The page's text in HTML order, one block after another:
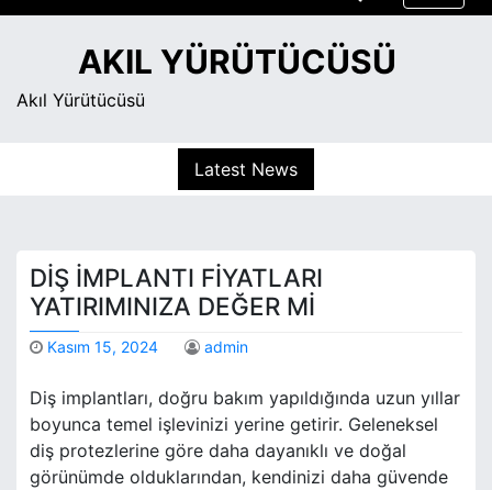
S
AKIL YÜRÜTÜCÜSÜ
Akıl Yürütücüsü
Latest News
DIŞ İMPLANTI FIYATLARI
YATIRIMINIZA DEĞER MI
Kasım 15, 2024 admin
Diş implantları, doğru bakım yapıldığında uzun yıllar
boyunca temel işlevinizi yerine getirir. Geleneksel
diş protezlerine göre daha dayanıklı ve doğal
görünümde olduklarından, kendinizi daha güvende